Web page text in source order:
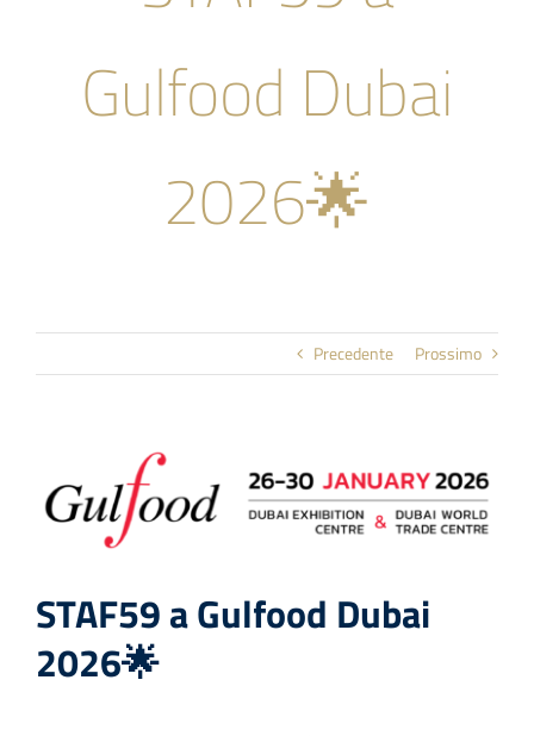
News & Eventi
Gulfood Dubai
2026🌟
Precedente Prossimo
immagine
STAF59 a Gulfood Dubai
2026🌟